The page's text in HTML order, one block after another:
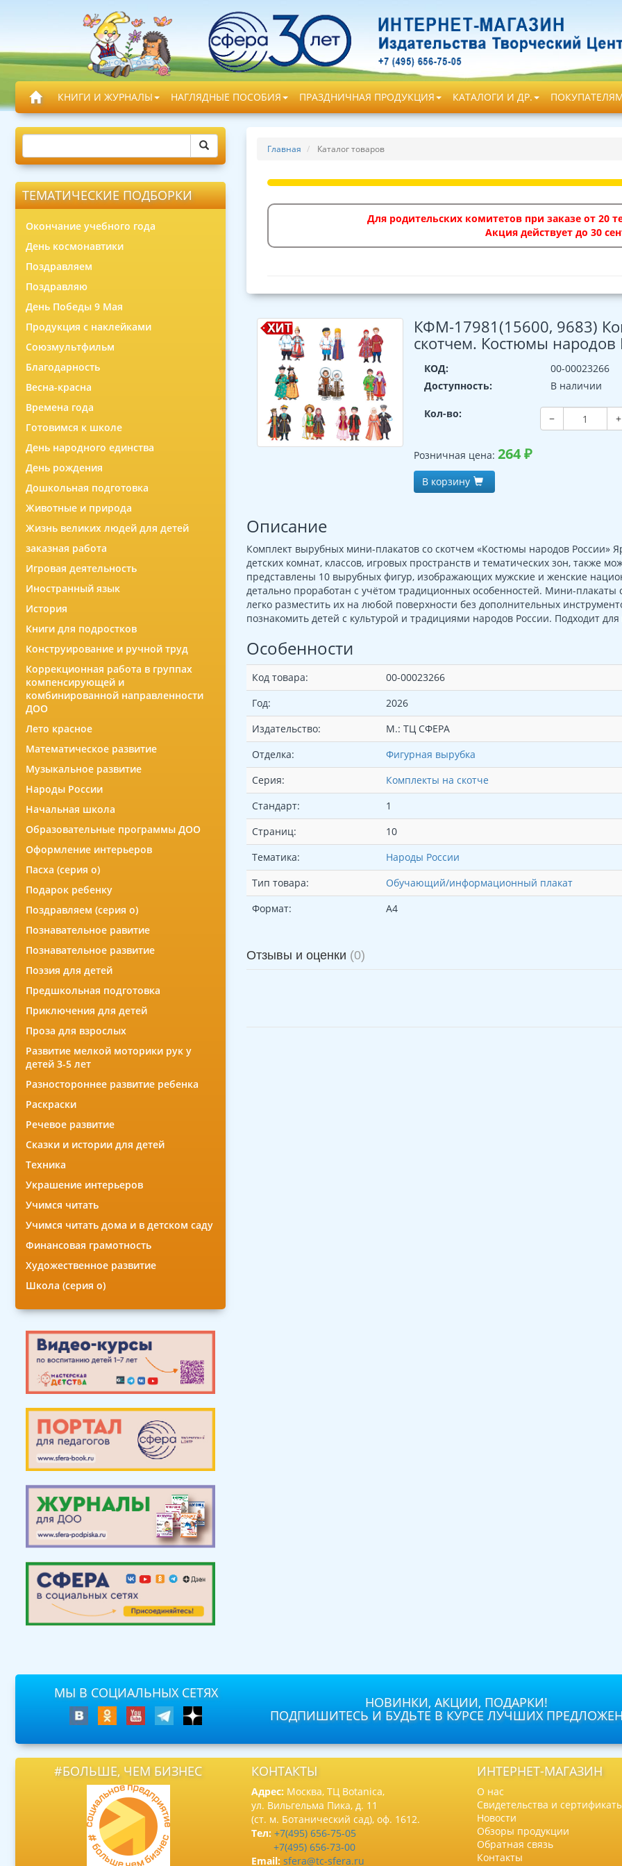
КНИГИ И ЖУРНАЛЫ НАГЛЯДНЫЕ ПОСОБИЯ ПРАЗДНИЧНАЯ ПРОДУКЦИЯ КАТАЛОГИ И ДР.
ТЕМАТИЧЕСКИЕ ПОДБОРКИ
Окончание учебного года
День космонавтики
Поздравляем
Поздравляю
День Победы 9 Мая
Продукция с наклейками
Союзмультфильм
Благодарность
Весна-красна
Времена года
Готовимся к школе
День народного единства
День рождения
Дошкольная подготовка
Животные и природа
Жизнь великих людей для детей
заказная работа
Игровая деятельность
Иностранный язык
История
Книги для подростков
Конструирование и ручной труд
Коррекционная работа в группах
компенсирующей и
комбинированной направленности
ДОО
Лето красное
Математическое развитие
Музыкальное развитие
Народы России
Начальная школа
Образовательные программы ДОО
Оформление интерьеров
Пасха (серия о)
Подарок ребенку
Поздравляем (серия о)
Познавательное равитие
Познавательное развитие
Поэзия для детей
Предшкольная подготовка
Приключения для детей
Проза для взрослых
Развитие мелкой моторики рук у
детей 3-5 лет
Разностороннее развитие ребенка
Раскраски
Речевое развитие
Сказки и истории для детей
Техника
Украшение интерьеров
Учимся читать
Учимся читать дома и в детском саду
Финансовая грамотность
Художественное развитие
Школа (серия о)
Главная Каталог товаров
Для родительских комитетов при заказе от 20
Акция действует до 30
КФМ-17981(15600, 9683)
скотчем. Костюмы народов
КОД:
00-00023266
Доступность:
В наличии
Кол-во: − +
Розничная цена:264₽
В корзину
Описание
Комплект вырубных мини-плакатов со скотчем «Костюмы народов России»
детских комнат, классов, игровых пространств и тематических зон, также
представлены 10 вырубных фигур, изображающих мужские и женские
детально проработан с учётом традиционных особенностей. Мини-плакаты
легко разместить их на любой поверхности без дополнительных
познакомить детей с культурой и традициями народов России. Подходит
Особенности
Код товара:
00-00023266
Год:
2026
Издательство:
М.: ТЦ СФЕРА
Отделка:
Фигурная вырубка
Серия:
Комплекты на скотче
Стандарт:
1
Страниц:
10
Тематика:
Народы России
Тип товара:
Обучающий/информационный плакат
Формат:
А4
Отзывы и оценки (0)
МЫ В СОЦИАЛЬНЫХ СЕТЯХ
НОВИНКИ, АКЦИИ, ПОДАРКИ!
ПОДПИШИТЕСЬ И БУДЬТЕ В КУРСЕ ЛУЧШИХ
#БОЛЬШЕ, ЧЕМ БИЗНЕС КОНТАКТЫ
Адрес: Москва, ТЦ Botanica,
ул. Вильгельма Пика, д. 11
(ст. м. Ботанический сад), оф. 1612.
Тел: +7(495) 656-75-05
+7(495) 656-73-00
Email: sfera@tc-sfera.ru
ИНТЕРНЕТ-МАГАЗИН
О нас
Свидетельства и
Новости
Обзоры продукции
Обратная связь
Контакты